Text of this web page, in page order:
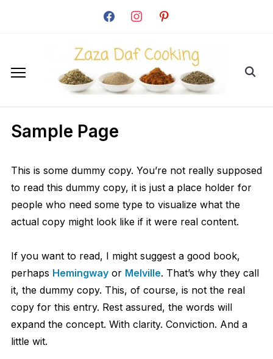
facebook instagrampinterest
Sample Page
This is some dummy copy. You’re not really supposed
to read this dummy copy, it is just a place holder for
people who need some type to visualize what the
actual copy might look like if it were real content.
If you want to read, I might suggest a good book,
perhaps Hemingwayor Melville. That’s why they call
it, the dummy copy. This, of course, is not the real
copy for this entry. Rest assured, the words will
expand the concept. With clarity. Conviction. And a
little wit.